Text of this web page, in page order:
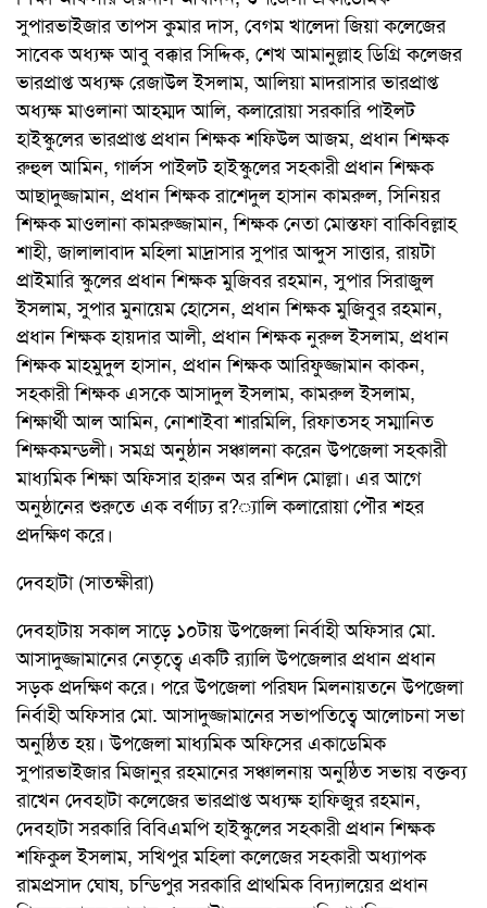
সুপারভাইজার তাপস কুমার দাস, বেগম খালেদা জিয়া কলেজের
সাবেক অধ্যক্ষ আবু বক্কার সিদ্দিক, শেখ আমানুল্লাহ ডিগ্রি কলেজর
ভারপ্রাপ্ত অধ্যক্ষ রেজাউল ইসলাম, আলিয়া মাদরাসার ভারপ্রাপ্ত
অধ্যক্ষ মাওলানা আহম্মদ আলি, কলারোয়া সরকারি পাইলট
হাইস্কুলের ভারপ্রাপ্ত প্রধান শিক্ষক শফিউল আজম, প্রধান শিক্ষক
রুহুল আমিন, গার্লস পাইলট হাইস্কুলের সহকারী প্রধান শিক্ষক
আছাদুজ্জামান, প্রধান শিক্ষক রাশেদুল হাসান কামরুল, সিনিয়র
শিক্ষক মাওলানা কামরুজ্জামান, শিক্ষক নেতা মোস্তফা বাকিবিল্লাহ
শাহী, জালালাবাদ মহিলা মাদ্রাসার সুপার আব্দুস সাত্তার, রায়টা
প্রাইমারি স্কুলের প্রধান শিক্ষক মুজিবর রহমান, সুপার সিরাজুল
ইসলাম, সুপার মুনায়েম হোসেন, প্রধান শিক্ষক মুজিবুর রহমান,
প্রধান শিক্ষক হায়দার আলী, প্রধান শিক্ষক নুরুল ইসলাম, প্রধান
শিক্ষক মাহমুদুল হাসান, প্রধান শিক্ষক আরিফুজ্জামান কাকন,
সহকারী শিক্ষক এসকে আসাদুল ইসলাম, কামরুল ইসলাম,
শিক্ষার্থী আল আমিন, নোশাইবা শারমিলি, রিফাতসহ সম্মানিত
শিক্ষকমন্ডলী। সমগ্র অনুষ্ঠান সঞ্চালনা করেন উপজেলা সহকারী
মাধ্যমিক শিক্ষা অফিসার হারুন অর রশিদ মোল্লা। এর আগে
অনুষ্ঠানের শুরুতে এক বর্ণাঢ্য র?্যালি কলারোয়া পৌর শহর
প্রদক্ষিণ করে।
দেবহাটা (সাতক্ষীরা)
দেবহাটায় সকাল সাড়ে ১০টায় উপজেলা নির্বাহী অফিসার মো.
আসাদুজ্জামানের নেতৃত্বে একটি র‌্যালি উপজেলার প্রধান প্রধান
সড়ক প্রদক্ষিণ করে। পরে উপজেলা পরিষদ মিলনায়তনে উপজেলা
নির্বাহী অফিসার মো. আসাদুজ্জামানের সভাপতিত্বে আলোচনা সভা
অনুষ্ঠিত হয়। উপজেলা মাধ্যমিক অফিসের একাডেমিক
সুপারভাইজার মিজানুর রহমানের সঞ্চালনায় অনুষ্ঠিত সভায় বক্তব্য
রাখেন দেবহাটা কলেজের ভারপ্রাপ্ত অধ্যক্ষ হাফিজুর রহমান,
দেবহাটা সরকারি বিবিএমপি হাইস্কুলের সহকারী প্রধান শিক্ষক
শফিকুল ইসলাম, সখিপুর মহিলা কলেজের সহকারী অধ্যাপক
রামপ্রসাদ ঘোষ, চন্ডিপুর সরকারি প্রাথমিক বিদ্যালয়ের প্রধান